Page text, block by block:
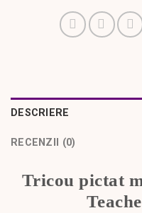
DESCRIERE
RECENZII (0)
Tricou pictat